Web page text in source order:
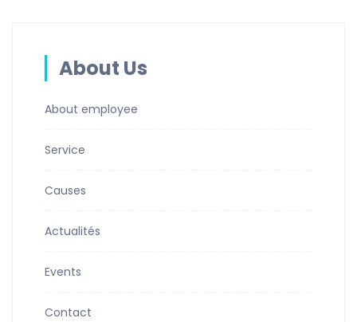
About Us
About employee
Service
Causes
Actualités
Events
Contact